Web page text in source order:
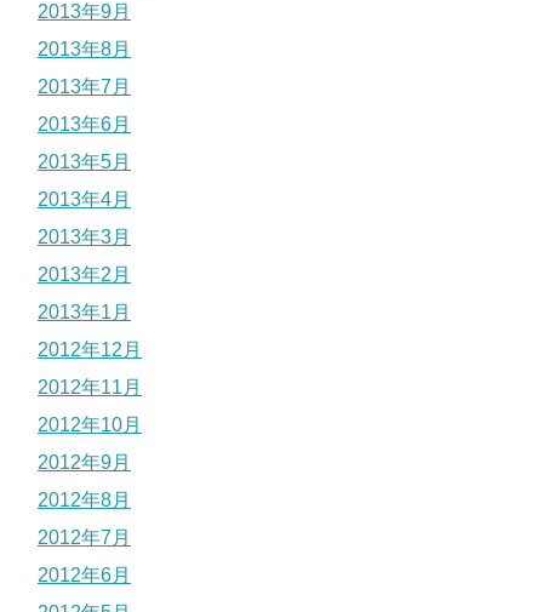
2013年9月
2013年8月
2013年7月
2013年6月
2013年5月
2013年4月
2013年3月
2013年2月
2013年1月
2012年12月
2012年11月
2012年10月
2012年9月
2012年8月
2012年7月
2012年6月